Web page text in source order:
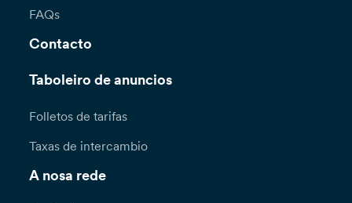
FAQs
Contacto
Taboleiro de anuncios
Folletos de tarifas
Taxas de intercambio
A nosa rede